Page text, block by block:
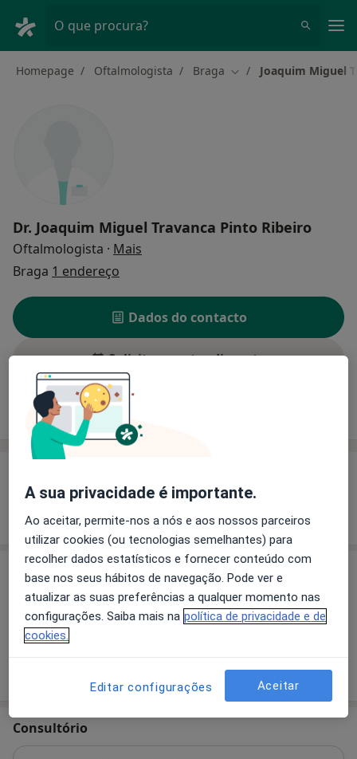
O que procura?
Homepage Oftalmologista Braga Mudar de cidade
Joaquim Miguel
Dr. Joaquim Miguel Travanca Pinto Ribeiro
Oftalmologista · Mais
Braga 1 endereço
Dados do contacto
Solicite um atendimento
Experiência
Mostrar mais detalhes
sobre a experiência
Preços
Sem informação sobre serviços e preços
Este especialista ainda não adicionou nenhuma
Consultório
A sua privacidade é importante.
Ao aceitar, permite-nos a nós e aos nossos parceiros
utilizar cookies (ou tecnologias semelhantes) para
recolher dados estatísticos e fornecer conteúdo com
base nos seus hábitos de navegação. Pode ver e
atualizar as suas preferências a qualquer momento nas
configurações. Saiba mais na política de privacidade e de
cookies.
Editar configurações Aceitar